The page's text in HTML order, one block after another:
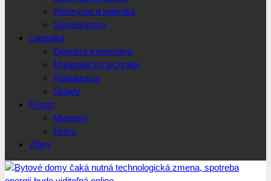
Priemysel a logistika
Stavebníctvo
Logistika
Doprava a preprava
Manipulačná technika
Robotizácia
Sklady
Fórum
Magazín
Firmy
Zľavy